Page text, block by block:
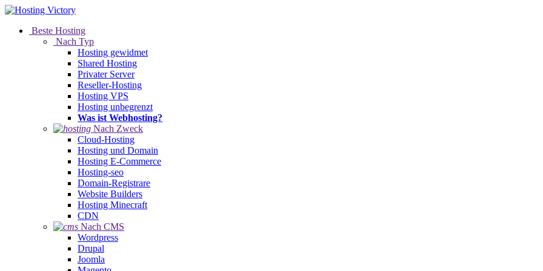
Beste Hosting
Nach Typ
Hosting gewidmet
Shared Hosting
Privater Server
Reseller-Hosting
Hosting VPS
Hosting unbegrenzt
Was ist Webhosting?
Nach Zweck
Cloud-Hosting
Hosting und Domain
Hosting E-Commerce
Hosting-seo
Domain-Registrare
Website Builders
Hosting Minecraft
CDN
Nach CMS
Wordpress
Drupal
Joomla